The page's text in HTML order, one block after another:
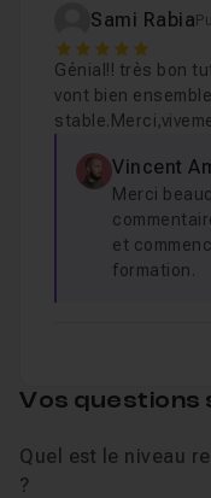
Chapitre 8 :
Chapitre 9 :
Chapitre 10 :
Chapitre 11 :
Sami Rabia
5
Génial!! très bon
vont bien
Vincent
Merci
et
formation.
Vos questions
Quel est le niveau
?